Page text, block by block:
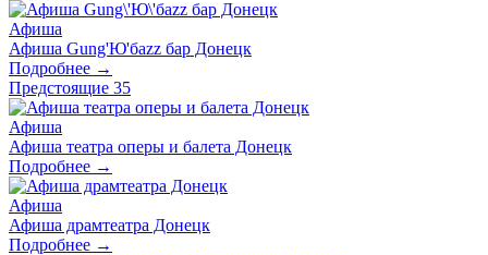
Афиша
Афиша Gung'Ю'баzz бар Донецк
Подробнее →
Предстоящие 35
Афиша
Афиша театра оперы и балета Донецк
Подробнее →
Афиша
Афиша драмтеатра Донецк
Подробнее →